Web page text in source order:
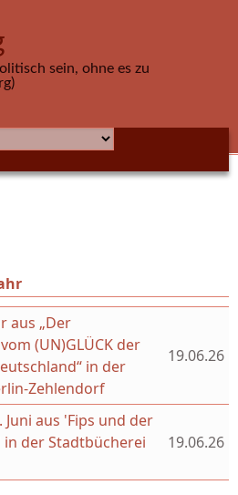
sein, ohne es zu
Reiter)
aus „Der
(UN)GLÜCK der
in der
Zehlendorf
19.06.26
Juni aus 'Fips und der
der Stadtbücherei
19.06.26